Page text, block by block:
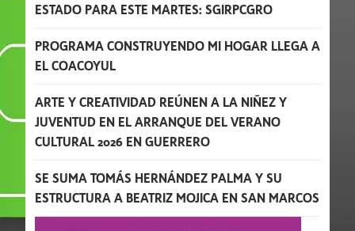
ESTADO PARA ESTE MARTES: SGIRPCGRO
PROGRAMA CONSTRUYENDO MI HOGAR LLEGA A
EL COACOYUL
ARTE Y CREATIVIDAD REÚNEN A LA NIÑEZ Y
JUVENTUD EN EL ARRANQUE DEL VERANO
CULTURAL 2026 EN GUERRERO
SE SUMA TOMÁS HERNÁNDEZ PALMA Y SU
ESTRUCTURA A BEATRIZ MOJICA EN SAN MARCOS